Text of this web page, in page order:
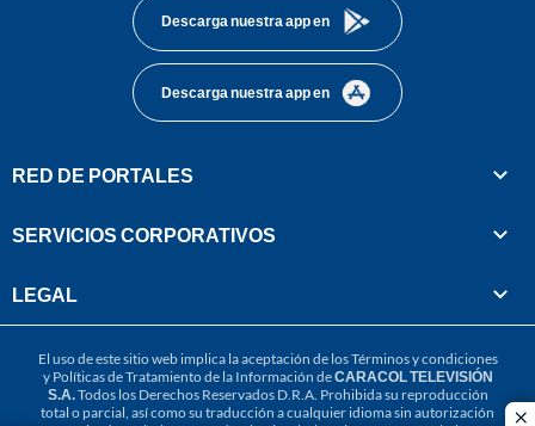
Descarga nuestra app en
Descarga nuestra app en
RED DE PORTALES
SERVICIOS CORPORATIVOS
LEGAL
El uso de este sitio web implica la aceptación de losTérminos y condiciones
y Políticas de Tratamiento de la Información deCARACOL TELEVISIÓN
S.A.Todos los Derechos Reservados D.R.A. Prohibida su reproducción
total o parcial, así como su traducción a cualquier idioma sin autorización